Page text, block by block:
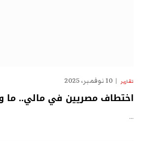
تقارير 10 نوفمبر، 2025
اختطاف مصريين في مالي.. ما
…